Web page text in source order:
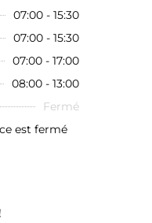
07:00 - 15:30
07:00 - 15:30
07:00 - 17:00
08:00 - 13:00
Fermé
est fermé